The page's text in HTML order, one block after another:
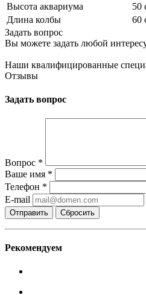
Высота аквариума
50
Длина колбы
60
Задать вопрос
Вы можете задать любой
Наши квалифицированные
Отзывы
Задать вопрос
Вопрос *
Ваше имя *
Телефон *
E-mail
Сбросить
Рекомендуем